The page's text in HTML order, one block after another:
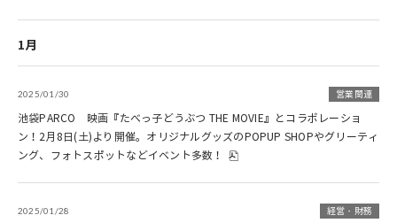
1月
2025/01/30 営業関連
池袋PARCO 映画『たべっ子どうぶつ THE MOVIE』とコラボレーショ
ン！2月8日(土)より開催。オリジナルグッズのPOPUP SHOPやグリーティ
ング、フォトスポットなどイベント多数！
2025/01/28 経営・財務